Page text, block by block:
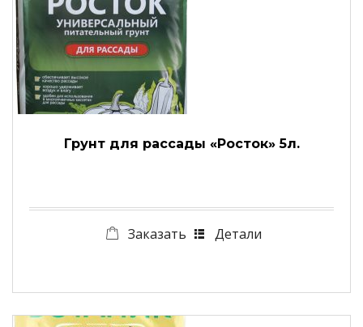
Грунт для рассады «Росток» 5л.
Заказать Детали